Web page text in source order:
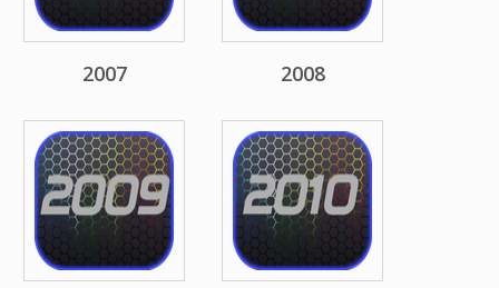
2007 2008